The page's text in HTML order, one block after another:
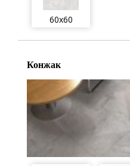
60x60
Конжак